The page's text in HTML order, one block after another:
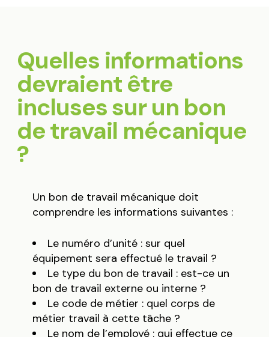
Quelles informations
devraient être
incluses sur un bon
de travail mécanique
?
Un bon de travail mécanique doit
comprendre les informations suivantes :
Le numéro d’unité : sur quel
équipement sera effectué le travail ?
Le type du bon de travail : est-ce un
bon de travail externe ou interne ?
Le code de métier : quel corps de
métier travail à cette tâche ?
Le nom de l’employé : qui effectue ce